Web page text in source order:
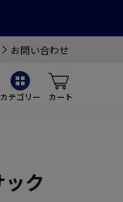
お問い合わせ
カテゴリー カート
ク